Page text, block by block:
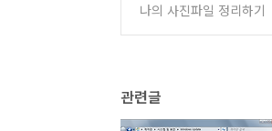
나의 사진파일 정리하기
관련글